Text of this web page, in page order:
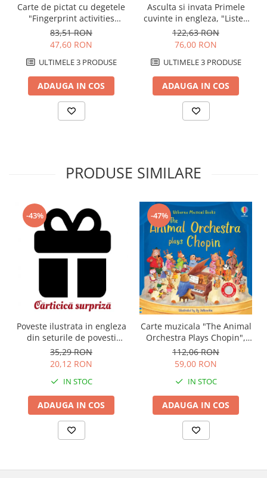
Carte de pictat cu degetele
"Fingerprint activities
Unicorns and Fairies",
Usborne
83,51 RON
47,60 RON
ULTIMELE 3 PRODUSE
ADAUGA IN COS
Asculta si invata Primele
cuvinte in engleza, "Listen
and Learn First English
Words", Usborne
122,63 RON
76,00 RON
ULTIMELE 3 PRODUSE
ADAUGA IN COS
PRODUSE SIMILARE
-43%
Poveste ilustrata in engleza
din seturile de povesti
Usborne
35,29 RON
20,12 RON
IN STOC
ADAUGA IN COS
-47%
Carte muzicala "The Animal
Orchestra Plays Chopin",
cartonata, Usborne
112,06 RON
59,00 RON
IN STOC
ADAUGA IN COS